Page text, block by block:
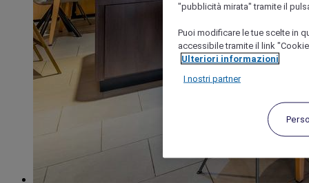
"pubblicità mirata" tramite il
Puoi modificare le tue scelte in
accessibile tramite il link
Ulteriori informazioni
I nostri partner